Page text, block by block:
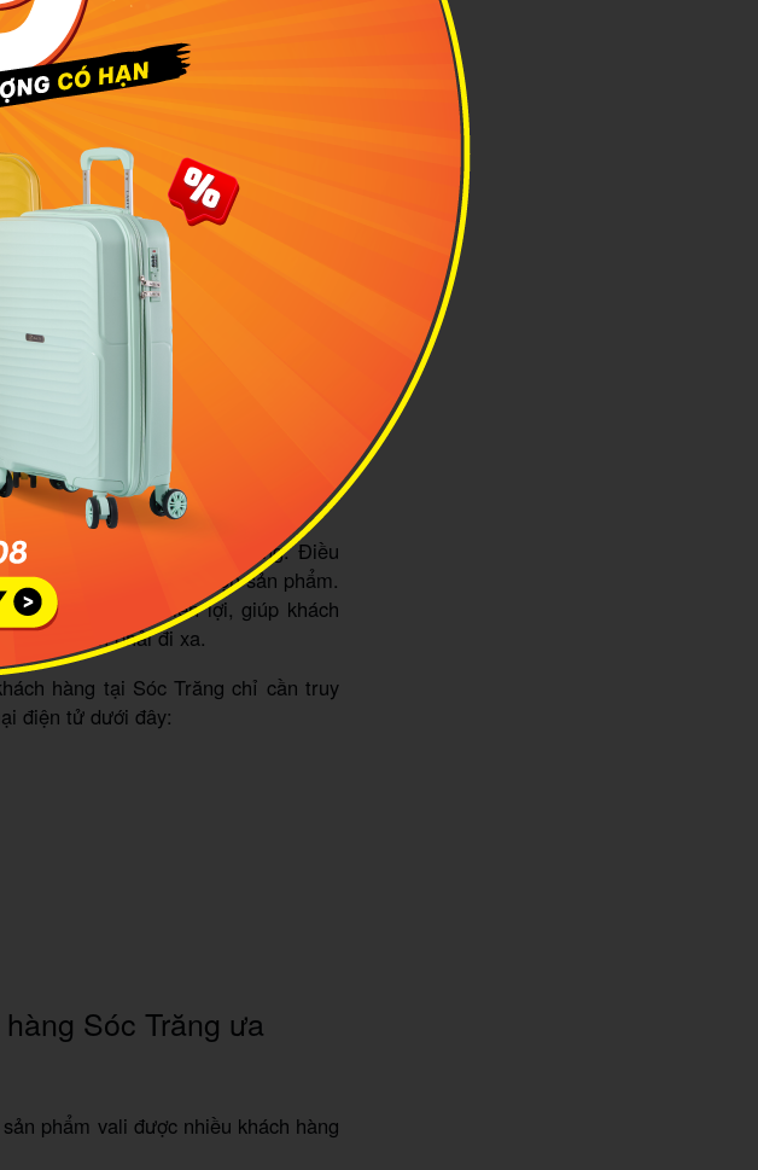
bảo chính hãng 100%
hàng trực tiếp tại Sóc Trăng. Điều
tận mắt xem và chọn sản phẩm.
online vô cùng tiện lợi, giúp khách
không cần phải đi xa.
hàng tại Sóc Trăng chỉ cần truy
điện tử dưới đây:
Sóc Trăng ưa
phẩm vali được nhiều khách hàng